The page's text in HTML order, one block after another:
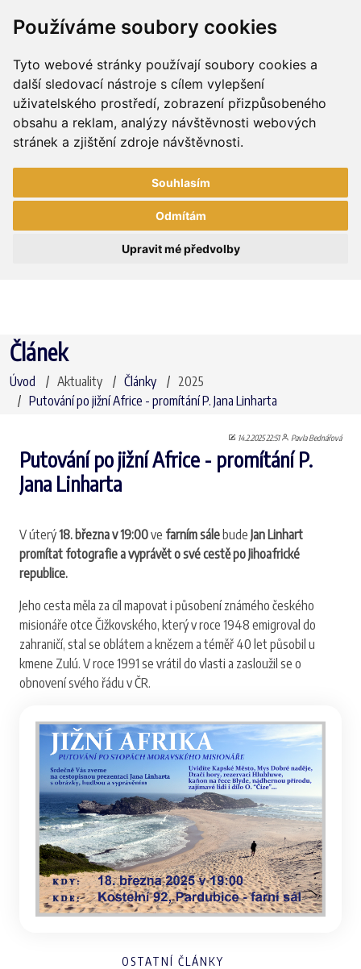
Používáme soubory cookies
Tyto webové stránky používají soubory cookies a
další sledovací nástroje s cílem vylepšení
uživatelského prostředí, zobrazení přizpůsobeného
obsahu a reklam, analýzy návštěvnosti webových
stránek a zjištění zdroje návštěvnosti.
Souhlasím
Odmítám
Upravit mé předvolby
Článek
Úvod Aktuality Články
2025
Putování po jižní Africe - promítání P. Jana Linharta
14.2.2025 22:51 Pavla Bednářová
Putování po jižní Africe - promítání P.
Jana Linharta
V úterý18. března v 19:00ve farním sále bude Jan Linhart
promítat fotografie a vyprávět o své cestě po Jihoafrické
republice.
Jeho cesta měla za cíl mapovat i působení známého českého
misionáře otce Čižkovského, který v roce 1948 emigroval do
zahraničí, stal se oblátem a knězem a téměř 40 let působil u
kmene Zulú. V roce 1991 se vrátil do vlasti a zasloužil se o
obnovení svého řádu v ČR.
OSTATNÍ ČLÁNKY